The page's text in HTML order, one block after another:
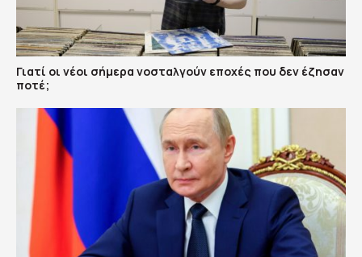
Γιατί οι νέοι σήμερα νοσταλγούν εποχές που δεν έζησαν
ποτέ;